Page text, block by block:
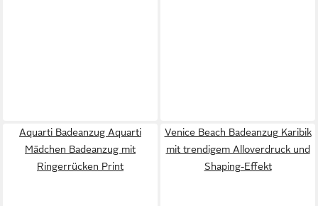
Aquarti Badeanzug Aquarti
Mädchen Badeanzug mit
Ringerrücken Print
Venice Beach Badeanzug Karibik
mit trendigem Alloverdruck und
Shaping-Effekt